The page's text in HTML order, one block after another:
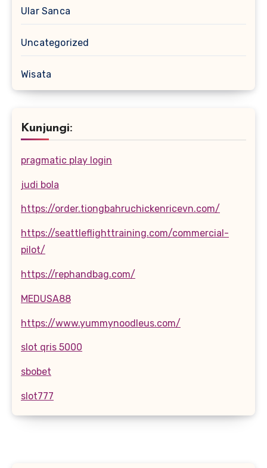
Ular Sanca
Uncategorized
Wisata
Kunjungi:
pragmatic play login
judi bola
https://order.tiongbahruchickenricevn.com/
https://seattleflighttraining.com/commercial-
pilot/
https://rephandbag.com/
MEDUSA88
https://www.yummynoodleus.com/
slot qris 5000
sbobet
slot777